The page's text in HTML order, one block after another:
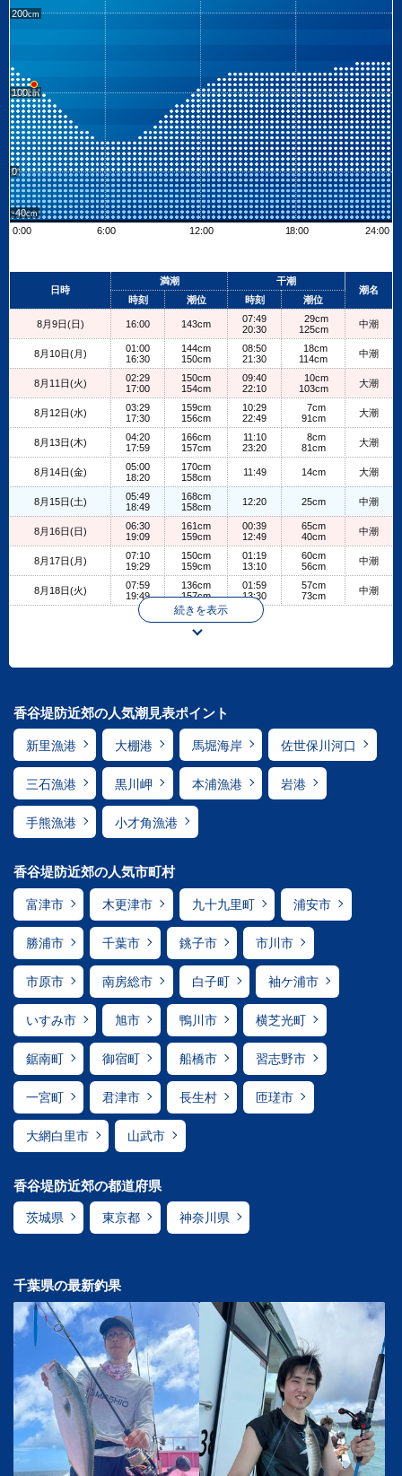
200
100
0
-40
0:00
6:00 12:00 18:00 24:00
+
日時
満潮
干潮
潮名
時刻
潮位 時刻 潮位
8月9日(日) 16:00 143cm
07:49
20:30
29cm
125cm
中潮
8月10日(月)
01:00
16:30
144cm
150cm
08:50
21:30
18cm
114cm
中潮
8月11日(火)
02:29
17:00
150cm
154cm
09:40
22:10
10cm
103cm
大潮
8月12日(水)
03:29
17:30
159cm
156cm
10:29
22:49
7cm
91cm
大潮
8月13日(木)
04:20
17:59
166cm
157cm
11:10
23:20
8cm
81cm
大潮
8月14日(金)
05:00
18:20
170cm
158cm
11:49 14cm 大潮
8月15日(土)
05:49
18:49
168cm
158cm
12:20 25cm 中潮
8月16日(日)
06:30
19:09
161cm
159cm
00:39
12:49
65cm
40cm
中潮
8月17日(月)
07:10
19:29
150cm
159cm
01:19
13:10
60cm
56cm
中潮
8月18日(火)
07:59
19:49
136cm
157cm
01:59
13:30
57cm
73cm
中潮
続きを表示
香谷堤防近郊の人気潮見表ポイント
新里漁港 大棚港 馬堀海岸 佐世保川河口
三石漁港 黒川岬 本浦漁港 岩港
手熊漁港 小才角漁港
香谷堤防近郊の人気市町村
富津市 木更津市 九十九里町 浦安市
勝浦市 千葉市 銚子市 市川市
市原市 南房総市 白子町 袖ケ浦市
いすみ市 旭市 鴨川市 横芝光町
鋸南町 御宿町 船橋市 習志野市
一宮町 君津市 長生村 匝瑳市
大網白里市 山武市
香谷堤防近郊の都道府県
茨城県 東京都 神奈川県
千葉県の最新釣果